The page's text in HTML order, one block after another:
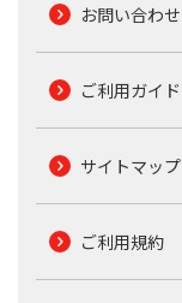
お問い合わせ
ご利用ガイド
サイトマップ
ご利用規約